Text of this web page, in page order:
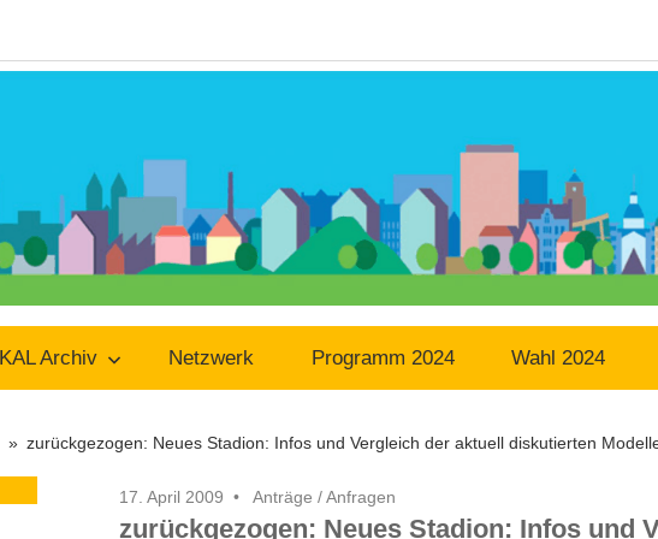
KAL Archiv Netzwerk Programm 2024 Wahl 2024
zurückgezogen: Neues Stadion: Infos und Vergleich der aktuell diskutierten
17. April 2009 Anträge / Anfragen
zurückgezogen: Neues Stadion: Infos und